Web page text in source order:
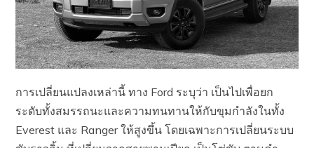
การเปลี่ยนแปลงเหล่านี้ ทาง Ford ระบุว่า เป็นไปเพื่อยก
ระดับทั้งสมรรถนะและความทนทานให้กับขุมกำลังในทั้ง
Everest และ Ranger ให้สูงขึ้น โดยเฉพาะการเปลี่ยนระบบ